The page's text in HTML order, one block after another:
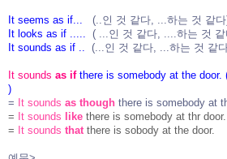
It seems as if...
(..인 것 같다, ...하는 것 같
It looks as if ..... ( ...인 것 같다, ....하는 것 같
It sounds as if .. (...인 것 같다, ...하는 것 같
It sounds as ifthere is somebody at the door.
)
= It sounds as though there is somebody at
= It sounds like there is somebody at thr door.
= It sounds thatthere is sobody at the door.